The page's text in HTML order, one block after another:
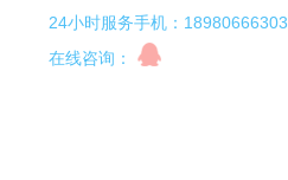
24小时服务手机：18980666303
在线咨询：